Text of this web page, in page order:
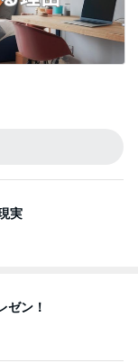
実
ゼン！